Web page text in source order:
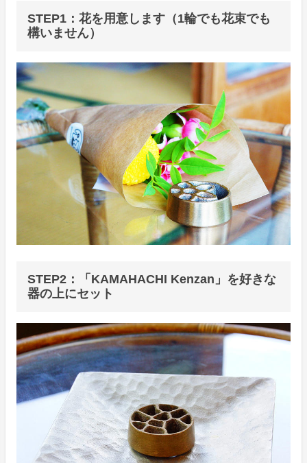
STEP1：花を用意します（1輪でも花束でも
構いません）
STEP2：「KAMAHACHI Kenzan」を好きな
器の上にセット